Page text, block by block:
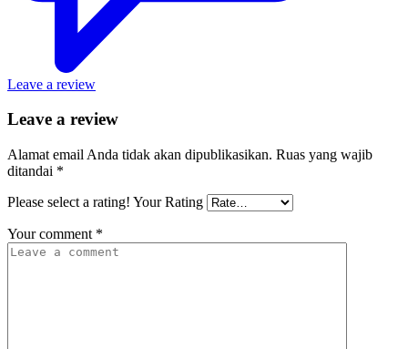
Leave a review
Leave a review
Alamat email Anda tidak akan dipublikasikan. Ruas yang wajib
ditandai *
Please select a rating! Your Rating
Your comment *